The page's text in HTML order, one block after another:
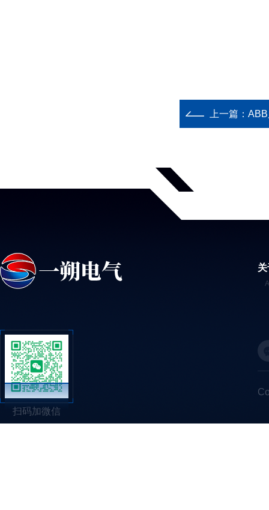
上一篇：
扫码加微信